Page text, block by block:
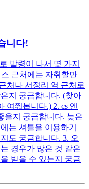
니다!
발령이 나서 몇 가지
근처에는 자취할만
처나 서정리 역 근처로
지 궁금합니다. (찾아
여쭤봅니다.) 2. cs 엔
을지 궁금합니다. 늦은
는 셔틀을 이용하기
도 궁금합니다. 3. 오
경우가 많은 것 같은
받을 수 있는지 궁금